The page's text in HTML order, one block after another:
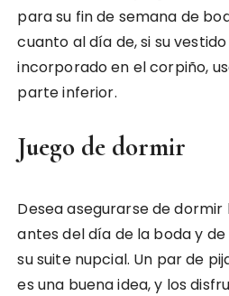
para su fin de semana de
cuanto al día de, si su
incorporado en el corpiño,
parte inferior.
Juego de dormir
Desea asegurarse de
antes del día de la boda y
su suite nupcial. Un par de
es una buena idea, y los